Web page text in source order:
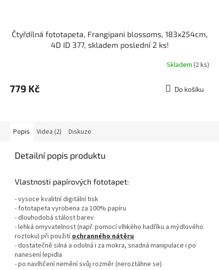
Čtyřdílná fototapeta, Frangipani blossoms, 183x254cm,
4D ID 377, skladem poslední 2 ks!
Skladem (2 ks)
779 Kč Do košíku
Popis Videa (2) Diskuze
Detailní popis produktu
Vlastnosti papírových fototapet:
- vysoce kvalitní digitální tisk
- fototapeta vyrobena za 100% papíru
- dlouhodobá stálost barev
- lehká omyvatelnost (např. pomocí vlhkého hadříku a mýdlového
roztoku) při použitíochranného nátěru
- dostatečně silná a odolná i za mokra, snadná manipulace i po
nanesení lepidla
- po navlhčení nemění svůj rozměr (neroztáhne se)